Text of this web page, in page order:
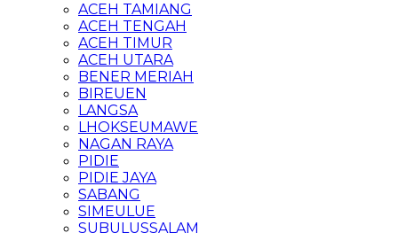
ACEH TAMIANG
ACEH TENGAH
ACEH TIMUR
ACEH UTARA
BENER MERIAH
BIREUEN
LANGSA
LHOKSEUMAWE
NAGAN RAYA
PIDIE
PIDIE JAYA
SABANG
SIMEULUE
SUBULUSSALAM